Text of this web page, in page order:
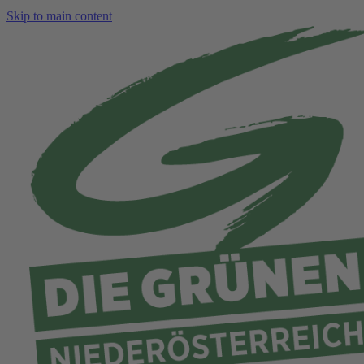
Skip to main content